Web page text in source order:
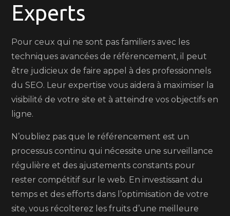
Experts
Pour ceux qui ne sont pas familiers avec les
techniques avancées de référencement, il peut
être judicieux de faire appel à des professionnels
du SEO. Leur expertise vous aidera à maximiser la
visibilité de votre site et à atteindre vos objectifs en
ligne.
N’oubliez pas que le référencement est un
processus continu qui nécessite une surveillance
régulière et des ajustements constants pour
rester compétitif sur le web. En investissant du
temps et des efforts dans l’optimisation de votre
site, vous récolterez les fruits d’une meilleure